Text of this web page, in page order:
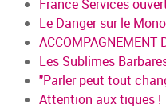
France Services
Le Danger sur le
ACCOMPAGNEMENT
Les Sublimes
"Parler peut tout
Attention aux tiques !